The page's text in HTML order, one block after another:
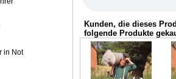
in Not
Kunden, die dieses
folgende Produkte